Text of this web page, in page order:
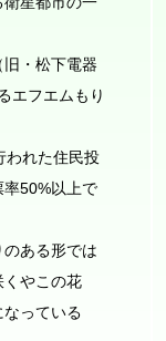
・松下電器
エフエムもり
われた住民投
50%以上で
ある形では
くやこの花
っている